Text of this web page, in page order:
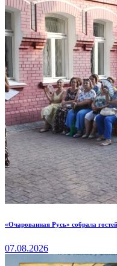
«Очарованная Русь» собрала
07.08.2026